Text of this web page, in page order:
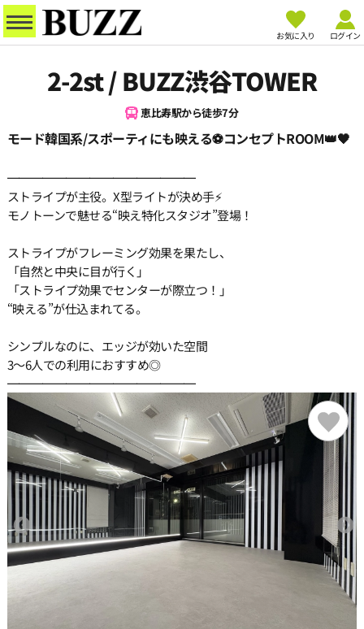
お気に入り ログイン
2-2st / BUZZ渋谷TOWER
恵比寿駅から徒歩7分
モード韓国系/スポーティにも映える⚽コンセプトROOM👑🖤
━━━━━━━━━━━━━━━━
ストライプが主役。X型ライトが決め手⚡
モノトーンで魅せる“映え特化スタジオ”登場！
ストライプがフレーミング効果を果たし、
「自然と中央に目が行く」
「ストライプ効果でセンターが際立つ！」
“映える”が仕込まれてる。
シンプルなのに、エッジが効いた空間
3〜6人での利用におすすめ◎
━━━━━━━━━━━━━━━━